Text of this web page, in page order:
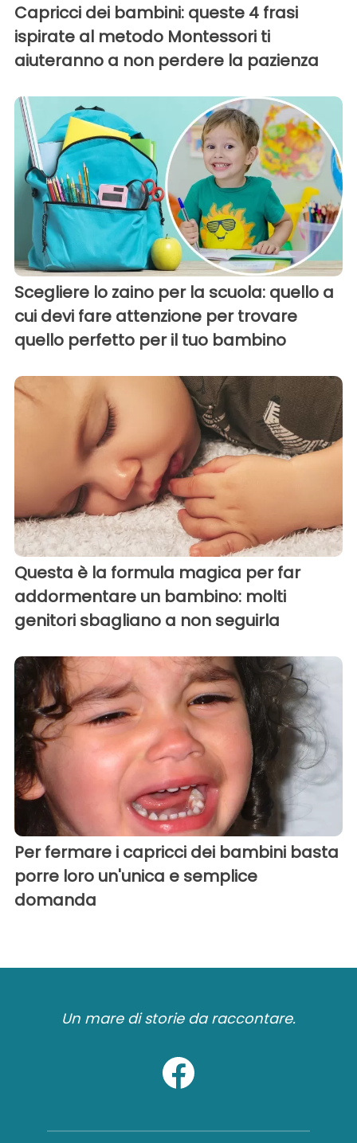
Capricci dei bambini: queste 4 frasi
ispirate al metodo Montessori ti
aiuteranno a non perdere la pazienza
Scegliere lo zaino per la scuola: quello a
cui devi fare attenzione per trovare
quello perfetto per il tuo bambino
Questa è la formula magica per far
addormentare un bambino: molti
genitori sbagliano a non seguirla
Per fermare i capricci dei bambini basta
porre loro un'unica e semplice
domanda
Un mare di storie da raccontare.